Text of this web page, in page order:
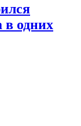
в одних